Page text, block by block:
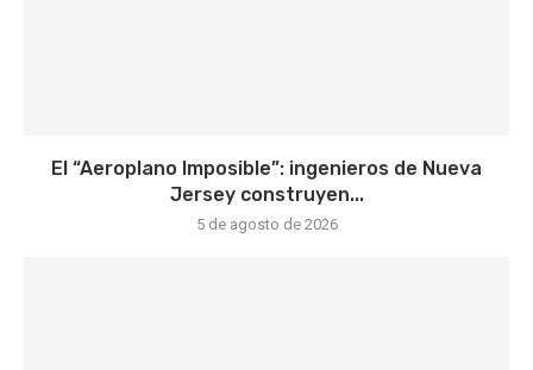
El “Aeroplano Imposible”: ingenieros de Nueva
Jersey construyen...
5 de agosto de 2026